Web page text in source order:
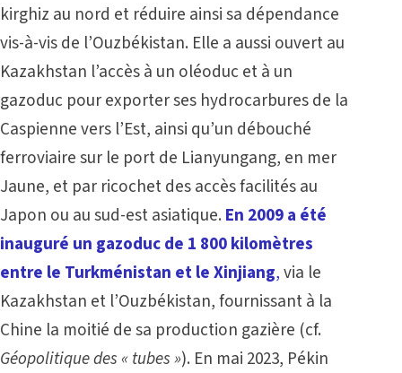
kirghiz au nord et réduire ainsi sa dépendance
vis-à-vis de l’Ouzbékistan. Elle a aussi ouvert au
Kazakhstan l’accès à un oléoduc et à un
gazoduc pour exporter ses hydrocarbures de la
Caspienne vers l’Est, ainsi qu’un débouché
ferroviaire sur le port de Lianyungang, en mer
Jaune, et par ricochet des accès facilités au
Japon ou au sud-est asiatique. En 2009 a été
inauguré un gazoduc de 1 800 kilomètres
entre le Turkménistan et le Xinjiang,via le
Kazakhstan et l’Ouzbékistan, fournissant à la
Chine la moitié de sa production gazière (cf.
Géopolitique des « tubes »). En mai 2023, Pékin